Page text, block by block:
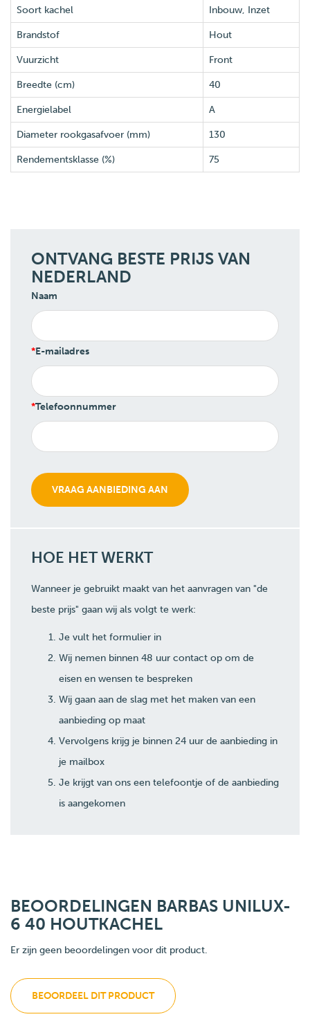
Soort kachel Inbouw, Inzet
Brandstof Hout
Vuurzicht Front
Breedte (cm) 40
Energielabel A
Diameter rookgasafvoer (mm) 130
Rendementsklasse (%) 75
ONTVANG BESTE PRIJS VAN
NEDERLAND
Naam
E-mailadres
Telefoonnummer
HOE HET WERKT
Wanneer je gebruikt maakt van het aanvragen van "de
beste prijs" gaan wij als volgt te werk:
Je vult het formulier in
Wij nemen binnen 48 uur contact op om de
eisen en wensen te bespreken
Wij gaan aan de slag met het maken van een
aanbieding op maat
Vervolgens krijg je binnen 24 uur de aanbieding in
je mailbox
Je krijgt van ons een telefoontje of de aanbieding
is aangekomen
BEOORDELINGEN BARBAS UNILUX-
6 40 HOUTKACHEL
Er zijn geen beoordelingen voor dit product.
BEOORDEEL DIT PRODUCT